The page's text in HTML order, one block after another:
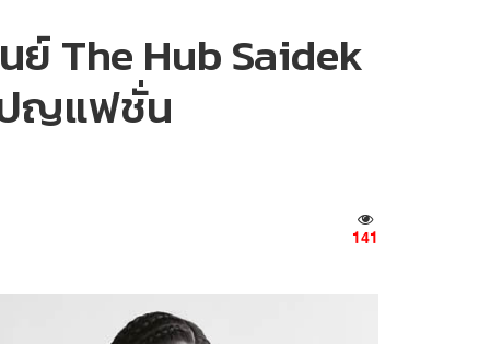
ย์ The Hub Saidek
ปญแฟชั่น
141